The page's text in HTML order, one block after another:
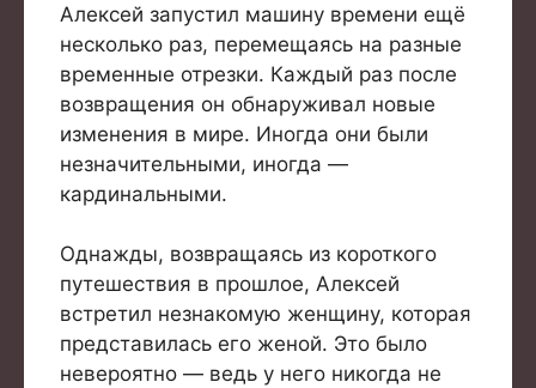
Алексей запустил машину времени ещё
несколько раз, перемещаясь на разные
временные отрезки. Каждый раз после
возвращения он обнаруживал новые
изменения в мире. Иногда они были
незначительными, иногда —
кардинальными.
Однажды, возвращаясь из короткого
путешествия в прошлое, Алексей
встретил незнакомую женщину, которая
представилась его женой. Это было
невероятно — ведь у него никогда не